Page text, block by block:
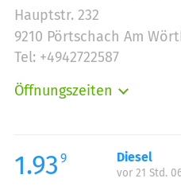
Hauptstr. 232
9210 Pörtschach Am
Tel: +4942722587
Öffnungszeiten
Mittwoch:
Donnerstag:
1.93 9 Diesel
vor 21 Std.